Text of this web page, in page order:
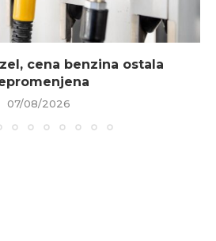
cena benzina ostala
07/08/2026